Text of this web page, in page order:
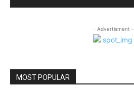
- Advertisment -
MOST POPULAR